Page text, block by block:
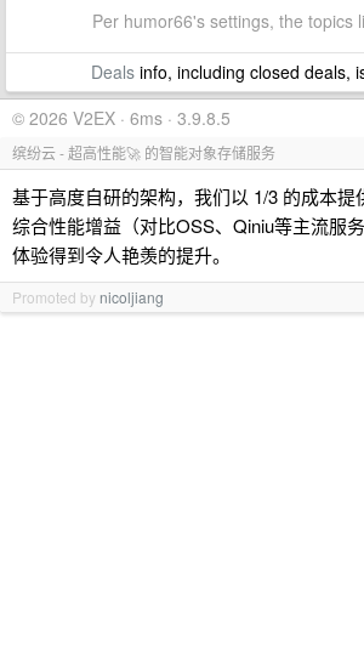
Per humor66's settings, the topics
Dealsinfo, including closed deals,
© 2026 V2EX · 6ms · 3.9.8.5
缤纷云 - 超高性能🚀 的智能对象存储服务
基于高度自研的架构，我们以 1/3 的成本提
综合性能增益（对比OSS、Qiniu等主流服
体验得到令人艳羡的提升。
Promoted by nicoljiang